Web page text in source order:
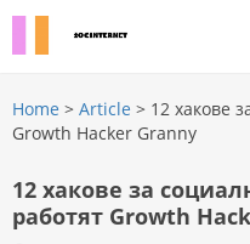
Home > Article > 12 хакове
Growth Hacker Granny
12 хакове за
работят Growth